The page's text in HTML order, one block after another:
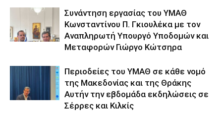
Συνάντηση εργασίας του ΥΜΑΘ
Κωνσταντίνου Π. Γκιουλέκα με τον
Αναπληρωτή Υπουργό Υποδομών και
Μεταφορών Γιώργο Κώτσηρα
Περιοδείες του ΥΜΑΘ σε κάθε νομό
της Μακεδονίας και της Θράκης
Αυτήν την εβδομάδα εκδηλώσεις σε
Σέρρες και Κιλκίς